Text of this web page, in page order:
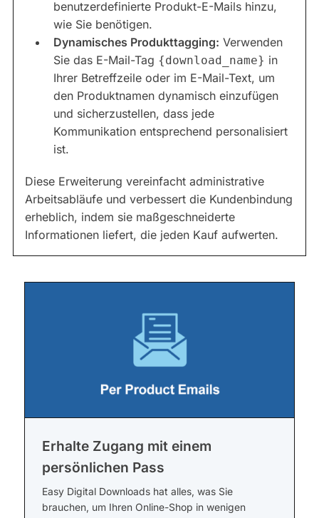
benutzerdefinierte Produkt-E-Mails hinzu,
wie Sie benötigen.
Dynamisches Produkttagging: Verwenden
Sie das E-Mail-Tag {download_name} in
Ihrer Betreffzeile oder im E-Mail-Text, um
den Produktnamen dynamisch einzufügen
und sicherzustellen, dass jede
Kommunikation entsprechend personalisiert
ist.
Diese Erweiterung vereinfacht administrative
Arbeitsabläufe und verbessert die Kundenbindung
erheblich, indem sie maßgeschneiderte
Informationen liefert, die jeden Kauf aufwerten.
Erhalte Zugang mit einem
persönlichen Pass
Easy Digital Downloads hat alles, was Sie
brauchen, um Ihren Online-Shop in wenigen